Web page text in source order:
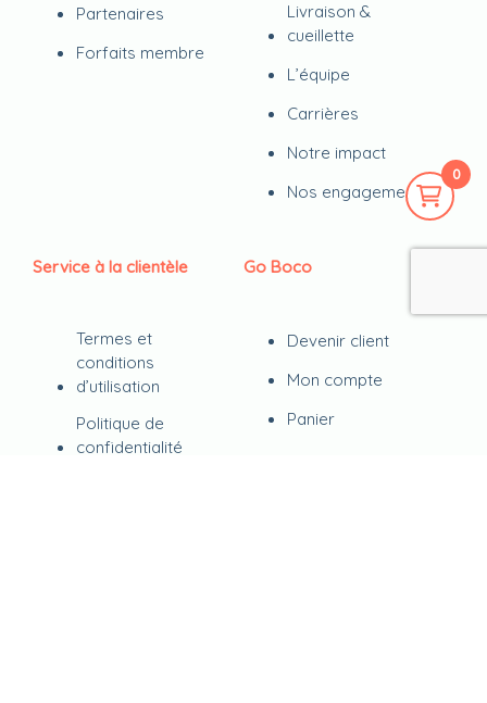
0
Partenaires
Forfaits membre
Livraison &
cueillette
L’équipe
Carrières
Notre impact
Nos engagements
Service à la clientèle
Termes et
conditions
d’utilisation
Politique de
confidentialité
Go Boco
Devenir client
Mon compte
Panier